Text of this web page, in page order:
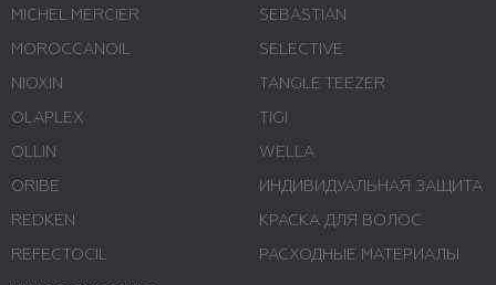
MICHEL MERCIER
MOROCCANOIL
NIOXIN
OLAPLEX
OLLIN
ORIBE
REDKEN
REFECTOCIL
SEBASTIAN
SELECTIVE
TANGLE TEEZER
TIGI
WELLA
ИНДИВИДУАЛЬНАЯ ЗАЩИТА
КРАСКА ДЛЯ ВОЛОС
РАСХОДНЫЕ МАТЕРИАЛЫ